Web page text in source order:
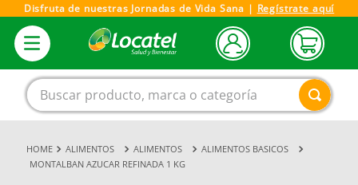
Disfruta de nuestras Jornadas de Vida Sana | Regístrate aquí
Buscar producto, marca o categoría
ALIMENTOS ALIMENTOS
ALIMENTOS BASICOS
MONTALBAN AZUCAR REFINADA 1 KG
1.
magnesio